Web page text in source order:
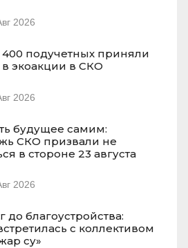
2026
подучетных приняли
в экоакции в СКО
2026
будущее самим:
СКО призвали не
в стороне 23 августа
2026
до благоустройства:
встретилась с коллективом
су»